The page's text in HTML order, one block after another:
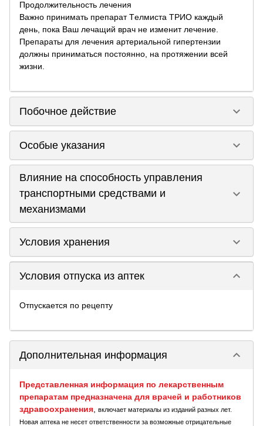
Продолжительность лечения
Важно принимать препарат Tелмиста ТРИО каждый
день, пока Ваш лечащий врач не изменит лечение.
Препараты для лечения артериальной гипертензии
должны приниматься постоянно, на протяжении всей
жизни.
Побочное действие keyboard_arrow_down
Особые указания keyboard_arrow_down
Влияние на способность управления
транспортными средствами и
механизмами
keyboard_arrow_down
Условия хранения keyboard_arrow_down
Условия отпуска из аптек keyboard_arrow_down
Отпускается по рецепту
Дополнительная информация keyboard_arrow_down
Представленная информация по лекарственным
препаратам предназначена для врачей и работников
здравоохранения
включает материалы из изданий разных лет.
Новая аптека не несет ответственности за возможные отрицательные